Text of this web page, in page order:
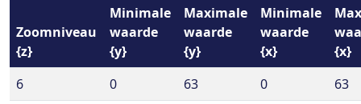
Zoomniveau
{z}
Minimale
waarde
{y}
Maximale
waarde
{y}
Minimale
waarde
{x}
{x}
6
0 63 0
63